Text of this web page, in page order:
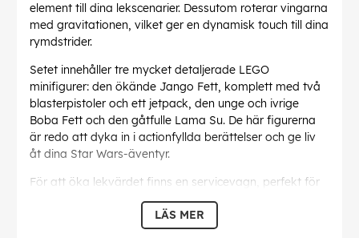
element till dina lekscenarier. Dessutom roterar vingarna
med gravitationen, vilket ger en dynamisk touch till dina
rymdstrider.
Setet innehåller tre mycket detaljerade LEGO
minifigurer: den ökände Jango Fett, komplett med två
blasterpistoler och ett jetpack, den unge och ivrige
Boba Fett och den gåtfulle Lama Su. De här figurerna
är redo att dyka in i actionfyllda berättelser och ge liv
åt dina Star Wars-äventyr.
För att öka lekvärdet finns en servicevagn, perfekt för
att transportera rymdskeppet eller som utställningsställ
när handlingen tar en paus. Det här mångsidiga
tillbehöret förbättrar lekscenarierna och fungerar även
LÄS MER